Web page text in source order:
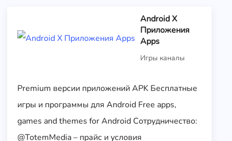
Android X
Приложения
Apps
Игры каналы
Premium версии приложений APK Бесплатные
игры и программы для Android Free apps,
games and themes for Android Сотрудничество:
@TotemMedia – прайс и условия